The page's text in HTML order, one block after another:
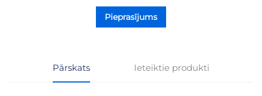
Pieprasījums
Pārskats Ieteiktie produkti